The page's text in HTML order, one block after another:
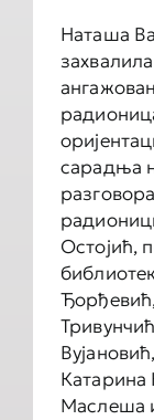
Наташа
сарадња
Остојић,
Катарина
Маслеша